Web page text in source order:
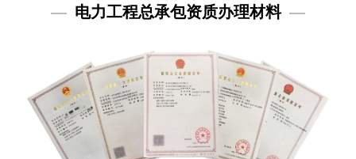
— 电力工程总承包资质办理材料 —